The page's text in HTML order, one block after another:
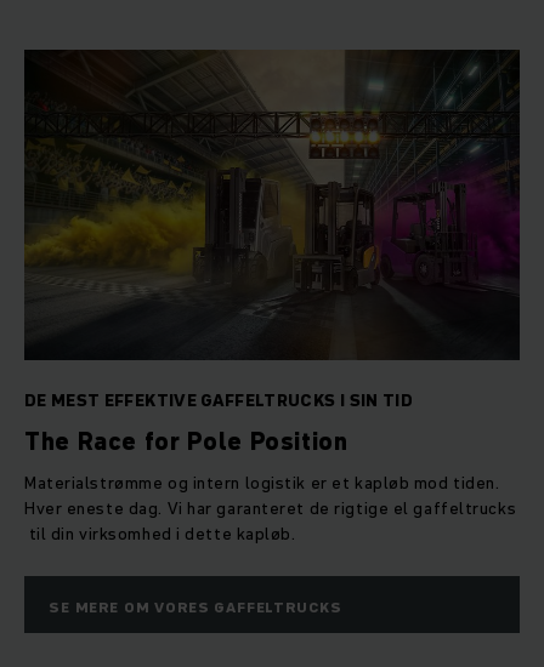
DE MEST EFFEKTIVE GAFFELTRUCKS I SIN TID
The Race for Pole Position
Materialstrømme og intern logistik er et kapløb mod tiden.
Hver eneste dag. Vi har garanteret de rigtige el gaffeltrucks
til din virksomhed i dette kapløb.
SE MERE OM VORES GAFFELTRUCKS